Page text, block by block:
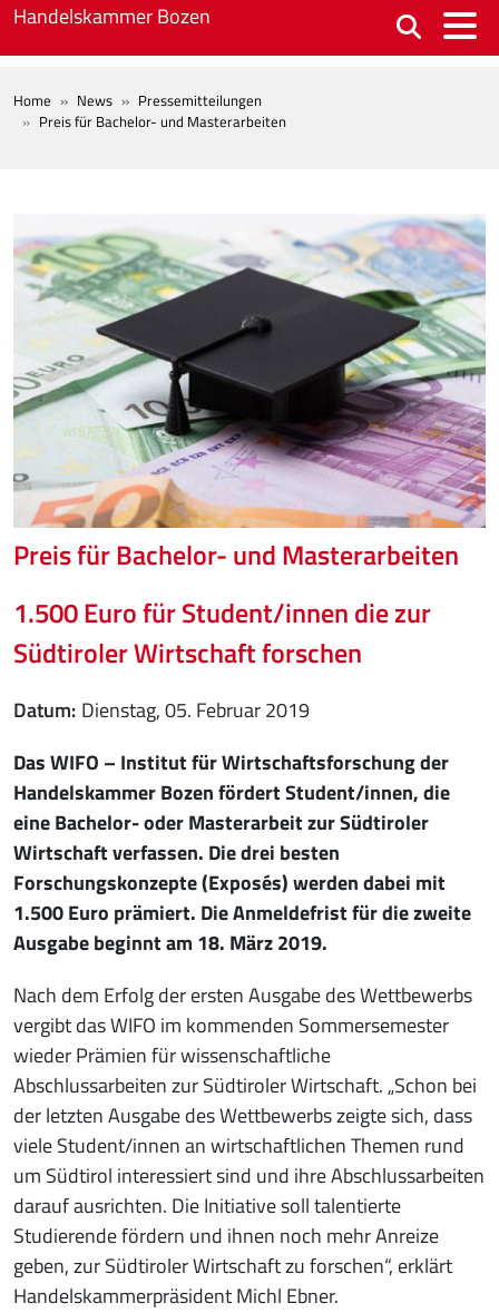
Skip to main content
Handelskammer Bozen
BREADCRUMB
Home News
Pressemitteilungen
Preis für Bachelor- und Masterarbeiten
Preis für Bachelor- und Masterarbeiten
1.500 Euro für Student/innen die zur
Südtiroler Wirtschaft forschen
Datum Dienstag, 05. Februar 2019
Das WIFO – Institut für Wirtschaftsforschung der
Handelskammer Bozen fördert Student/innen, die
eine Bachelor- oder Masterarbeit zur Südtiroler
Wirtschaft verfassen. Die drei besten
Forschungskonzepte (Exposés) werden dabei mit
1.500 Euro prämiert. Die Anmeldefrist für die zweite
Ausgabe beginnt am 18. März 2019.
Nach dem Erfolg der ersten Ausgabe des Wettbewerbs
vergibt das WIFO im kommenden Sommersemester
wieder Prämien für wissenschaftliche
Abschlussarbeiten zur Südtiroler Wirtschaft. „Schon bei
der letzten Ausgabe des Wettbewerbs zeigte sich, dass
viele Student/innen an wirtschaftlichen Themen rund
um Südtirol interessiert sind und ihre Abschlussarbeiten
darauf ausrichten. Die Initiative soll talentierte
Studierende fördern und ihnen noch mehr Anreize
geben, zur Südtiroler Wirtschaft zu forschen“, erklärt
Handelskammerpräsident Michl Ebner.